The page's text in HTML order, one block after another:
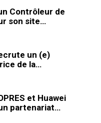
Contrôleur de
son site…
un (e)
de la…
et Huawei
partenariat…